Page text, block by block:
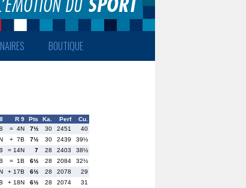
BOUTIQUE
R 9 Pts Ka. Perf
Cu.
= 4N 7½ 30 2451
40
+ 7B 7½ 30 2439
39½
= 14N 7 28 2403
38½
= 1B 6½ 28 2084
32½
+ 17B 6½ 28 2078
29
+ 18N 6½ 28 2074
31